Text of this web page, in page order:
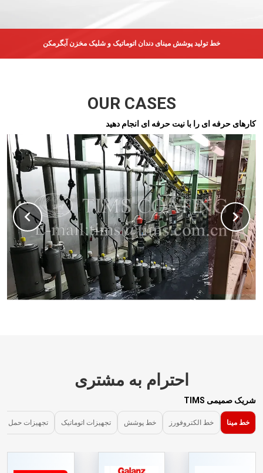
خط تولید پوشش مینای دندان اتوماتیک و شلیک مخزن آبگرمکن
OUR CASES
کارهای حرفه ای را با نیت حرفه ای انجام دهید
مهندسی خط الکتروفورز
کمپرسور ابتدا تحت آزمایش آب قرار می گیرد و سپس تمیز کردن قبل از
تصفیه، الکتروفورز، جاروبرقی، پخت رنگ و سایر فرآیندها انجام می شود.
بیشتر بدانید
احترام به مشتری
شریک صمیمی TIMS
خط مینا خط الکتروفورز خط پوشش تجهیزات اتوماتیک تجهیزات حمل و